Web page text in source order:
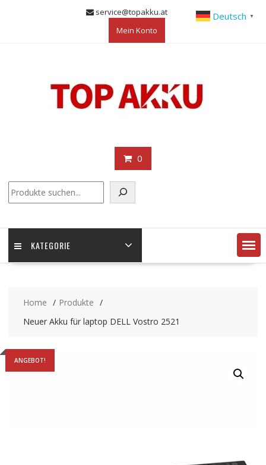
service@topakku.at
Mein Konto
0
KATEGORIE
Home
Produkte
Neuer Akku für laptop DELL Vostro 2521
ANGEBOT!
Deutsch ▼